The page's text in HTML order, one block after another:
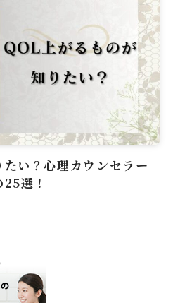
い？心理カウンセラー
選！